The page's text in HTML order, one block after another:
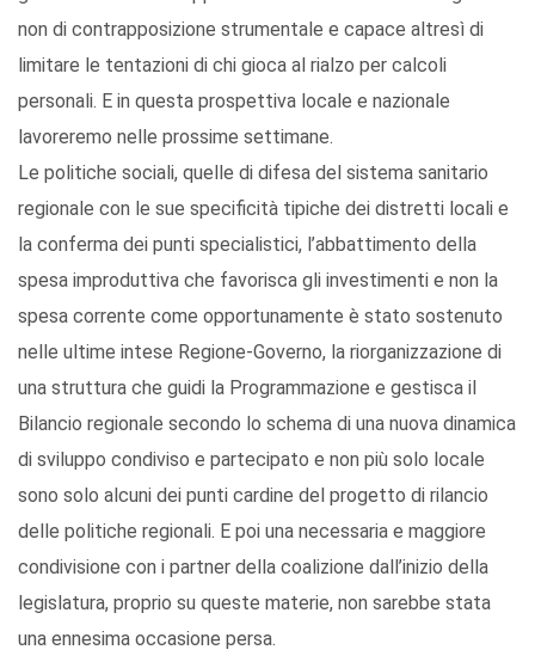
non di contrapposizione strumentale e capace altresì di
limitare le tentazioni di chi gioca al rialzo per calcoli
personali. E in questa prospettiva locale e nazionale
lavoreremo nelle prossime settimane.
Le politiche sociali, quelle di difesa del sistema sanitario
regionale con le sue specificità tipiche dei distretti locali e
la conferma dei punti specialistici, l’abbattimento della
spesa improduttiva che favorisca gli investimenti e non la
spesa corrente come opportunamente è stato sostenuto
nelle ultime intese Regione-Governo, la riorganizzazione di
una struttura che guidi la Programmazione e gestisca il
Bilancio regionale secondo lo schema di una nuova dinamica
di sviluppo condiviso e partecipato e non più solo locale
sono solo alcuni dei punti cardine del progetto di rilancio
delle politiche regionali. E poi una necessaria e maggiore
condivisione con i partner della coalizione dall’inizio della
legislatura, proprio su queste materie, non sarebbe stata
una ennesima occasione persa.